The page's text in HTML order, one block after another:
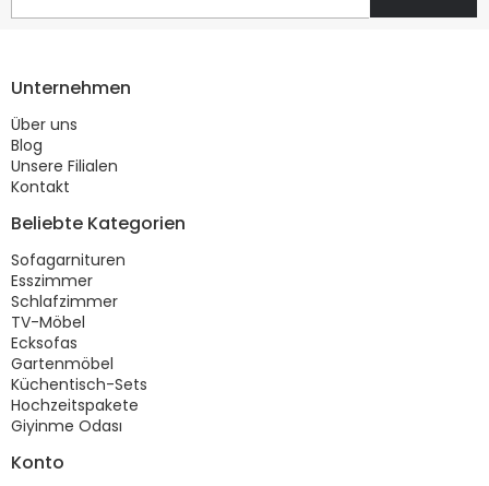
Unternehmen
Über uns
Blog
Unsere Filialen
Kontakt
Beliebte Kategorien
Sofagarnituren
Esszimmer
Schlafzimmer
TV-Möbel
Ecksofas
Gartenmöbel
Küchentisch-Sets
Hochzeitspakete
Giyinme Odası
Konto